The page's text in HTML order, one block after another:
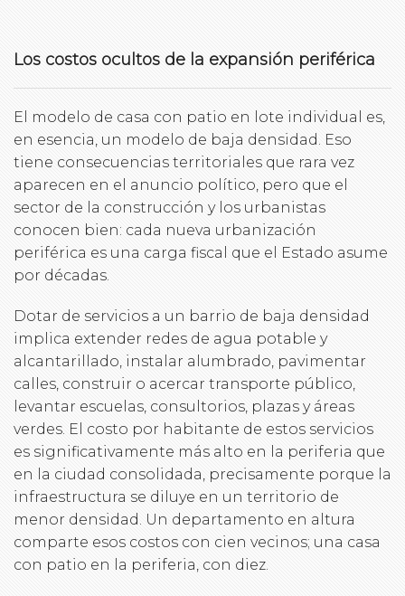
Los costos ocultos de la expansión periférica
El modelo de casa con patio en lote individual es,
en esencia, un modelo de baja densidad. Eso
tiene consecuencias territoriales que rara vez
aparecen en el anuncio político, pero que el
sector de la construcción y los urbanistas
conocen bien: cada nueva urbanización
periférica es una carga fiscal que el Estado asume
por décadas.
Dotar de servicios a un barrio de baja densidad
implica extender redes de agua potable y
alcantarillado, instalar alumbrado, pavimentar
calles, construir o acercar transporte público,
levantar escuelas, consultorios, plazas y áreas
verdes. El costo por habitante de estos servicios
es significativamente más alto en la periferia que
en la ciudad consolidada, precisamente porque la
infraestructura se diluye en un territorio de
menor densidad. Un departamento en altura
comparte esos costos con cien vecinos; una casa
con patio en la periferia, con diez.